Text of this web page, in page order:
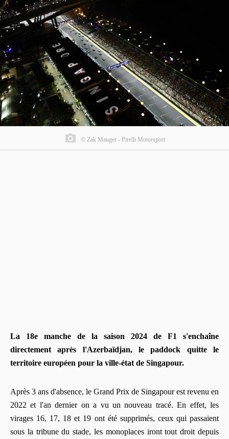
© Zak Mauger - Pirelli Motorsport
La 18e manche de la saison 2024 de F1 s'enchaîne
directement après l'Azerbaïdjan, le paddock quitte le
territoire européen pour la ville-état de Singapour.
Après 3 ans d'absence, le Grand Prix de Singapour est revenu en
2022 et l'an dernier on a vu un nouveau tracé. En effet, les
virages 16, 17, 18 et 19 ont été supprimés, ceux qui passaient
sous la tribune du stade, les monoplaces iront tout droit depuis